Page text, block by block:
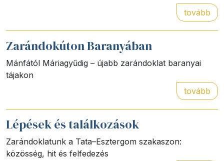
tovább
Zarándokúton Baranyában
Mánfától Máriagyűdig – újabb zarándoklat baranyai
tájakon
tovább
Lépések és találkozások
Zarándoklatunk a Tata–Esztergom szakaszon:
közösség, hit és felfedezés